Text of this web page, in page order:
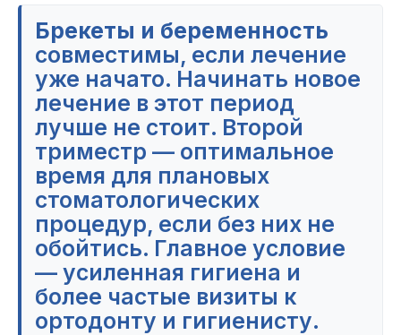
Брекеты и беременность
совместимы, если лечение
уже начато. Начинать новое
лечение в этот период
лучше не стоит. Второй
триместр — оптимальное
время для плановых
стоматологических
процедур, если без них не
обойтись. Главное условие
— усиленная гигиена и
более частые визиты к
ортодонту и гигиенисту.